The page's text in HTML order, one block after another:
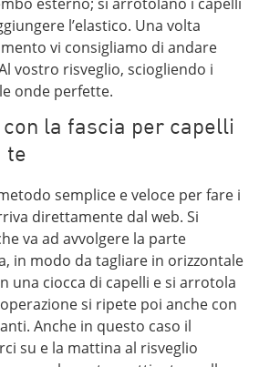
l’elastico. Una volta
vi consigliamo di andare
vostro risveglio, sciogliendo i
onde perfette.
la fascia per capelli
te
semplice e veloce per fare i
direttamente dal web. Si
va ad avvolgere la parte
in modo da tagliare in orizzontale
una ciocca di capelli e si arrotola
si ripete poi anche con
Anche in questo caso il
su e la mattina al risveglio